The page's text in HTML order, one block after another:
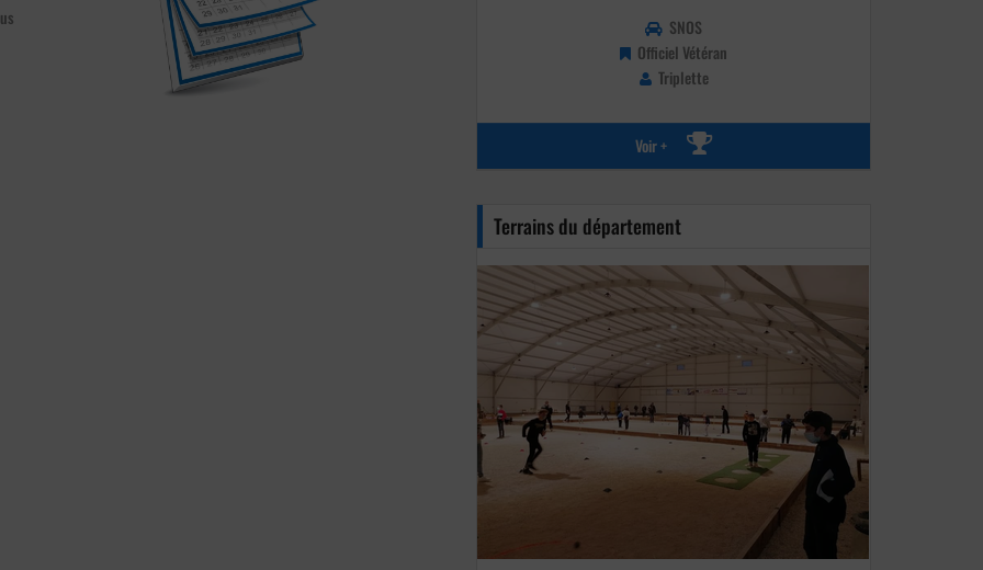
SNOS
Officiel Vétéran
Triplette
Voir +
Terrains du département